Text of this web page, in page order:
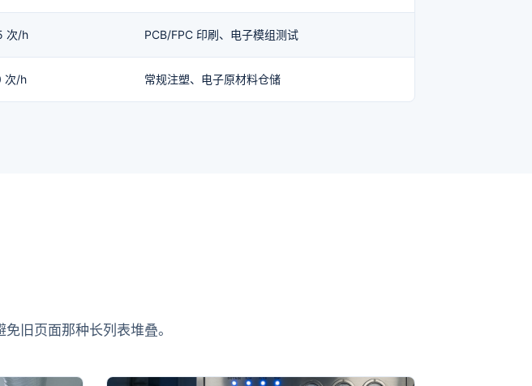
次/h PCB/FPC 印刷、电子模组测试
次/h 常规注塑、电子原材料仓储
旧页面那种长列表堆叠。